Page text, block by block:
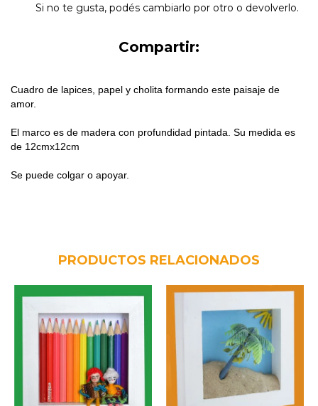
Si no te gusta, podés cambiarlo por otro o devolverlo.
Compartir:
Cuadro de lapices, papel y cholita formando este paisaje de
amor.
El marco es de madera con profundidad pintada. Su medida es
de 12cmx12cm
Se puede colgar o apoyar.
PRODUCTOS RELACIONADOS